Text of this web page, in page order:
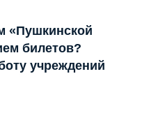
«Пушкинской
билетов?
учреждений